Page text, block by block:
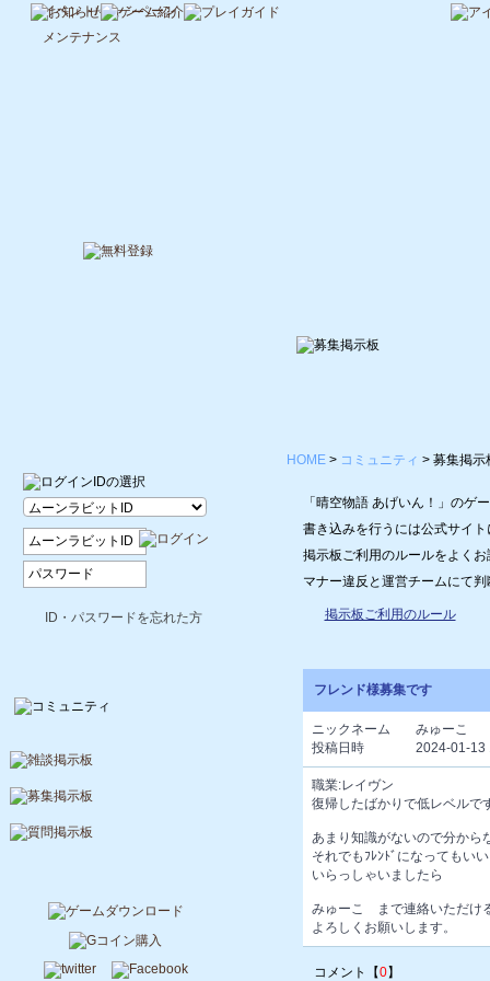
イベント/キャンペーン
メンテナンス
HOME > コミュニティ > 募集掲示
「晴空物語 あげいん！」のゲ
書き込みを行うには公式サイ
掲示板ご利用のルールをよく
マナー違反と運営チームにて
掲示板ご利用のルール
フレンド様募集です
ニックネーム
みゅーこ
投稿日時
2024-01-13
職業:レイヴン
復帰したばかりで低レベルで
あまり知識がないので分から
それでもﾌﾚﾝﾄﾞになってもい
いらっしゃいましたら
みゅーこ まで連絡いただけ
よろしくお願いします。
コメント【0】
ID・パスワードを忘れた方